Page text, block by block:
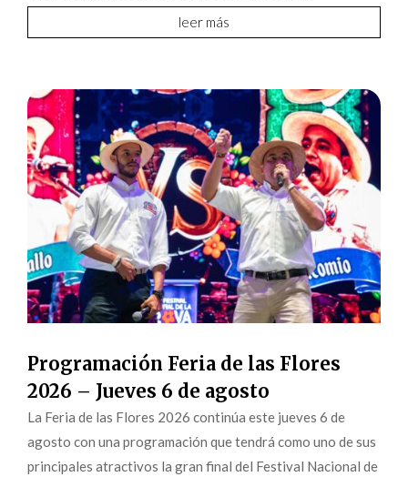
leer más
Programación Feria de las Flores
2026 – Jueves 6 de agosto
La Feria de las Flores 2026 continúa este jueves 6 de
agosto con una programación que tendrá como uno de sus
principales atractivos la gran final del Festival Nacional de